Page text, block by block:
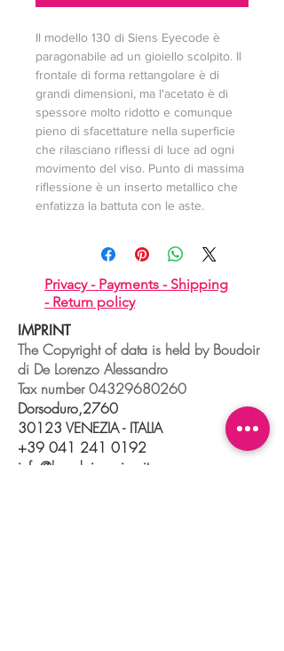
Il modello 130 di Siens Eyecode è
paragonabile ad un gioiello scolpito. Il
frontale di forma rettangolare è di
grandi dimensioni, ma l'acetato è di
spessore molto ridotto e comunque
pieno di sfacettature nella superficie
che rilasciano riflessi di luce ad ogni
movimento del viso. Punto di massima
riflessione è un inserto metallico che
enfatizza la battuta con le aste.
Privacy - Payments - Shipping
- Return policy
IMPRINT
The Copyright of data is held by Boudoir
di De Lorenzo Alessandro
Tax number04329680260
Dorsoduro,2760
30123 VENEZIA - ITALIA
+39 041 241 0192
info@boudoir.venice.it